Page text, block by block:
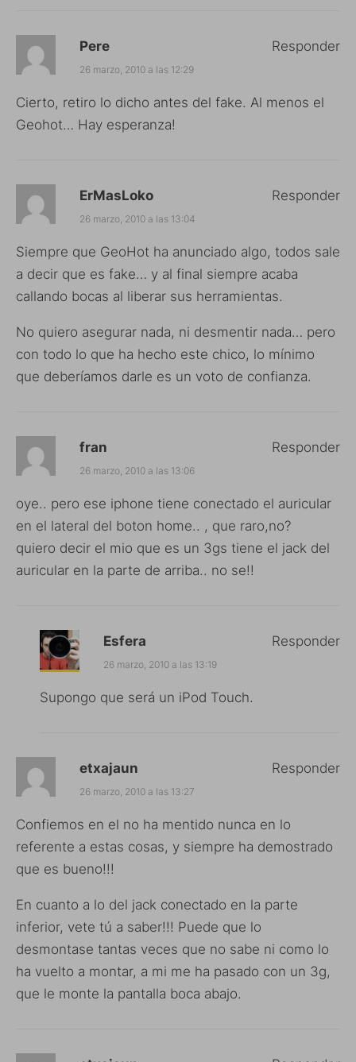
Pere
26 marzo, 2010 a las 12:29
Cierto, retiro lo dicho antes del fake. Al menos el
Geohot… Hay esperanza!
Responder
ErMasLoko
26 marzo, 2010 a las 13:04
Siempre que GeoHot ha anunciado algo, todos sale
a decir que es fake… y al final siempre acaba
callando bocas al liberar sus herramientas.
No quiero asegurar nada, ni desmentir nada… pero
con todo lo que ha hecho este chico, lo mínimo
que deberíamos darle es un voto de confianza.
Responder
fran
26 marzo, 2010 a las 13:06
oye.. pero ese iphone tiene conectado el auricular
en el lateral del boton home.. , que raro,no?
quiero decir el mio que es un 3gs tiene el jack del
auricular en la parte de arriba.. no se!!
Responder
Esfera
26 marzo, 2010 a las 13:19
Supongo que será un iPod Touch.
Responder
etxajaun
26 marzo, 2010 a las 13:27
Confiemos en el no ha mentido nunca en lo
referente a estas cosas, y siempre ha demostrado
que es bueno!!!
En cuanto a lo del jack conectado en la parte
inferior, vete tú a saber!!! Puede que lo
desmontase tantas veces que no sabe ni como lo
ha vuelto a montar, a mi me ha pasado con un 3g,
que le monte la pantalla boca abajo.
Responder